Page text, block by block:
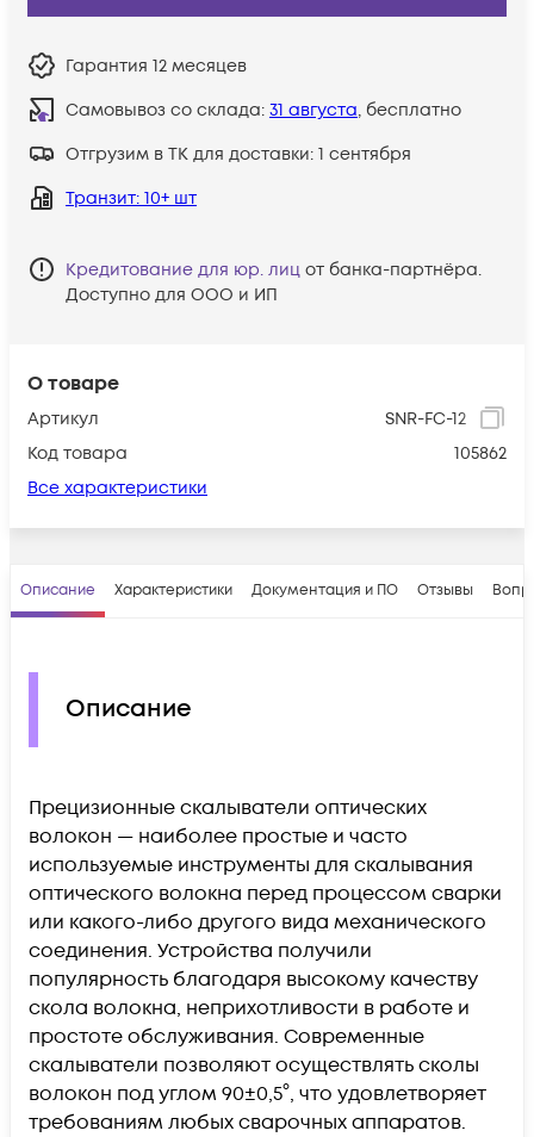
О товаре
Артикул
SNR-FC-12
Код товара
105862
Все характеристики
Гарантия 12 месяцев
Самовывоз со склада: 31 августа, бесплатно
Отгрузим в ТК для доставки: 1 сентября
Транзит: 10+ шт
Кредитование для юр. лиц от банка-партнёра.
Доступно для ООО и ИП
Описание Характеристики Документация и ПО Отзывы
Описание
Прецизионные скалыватели оптических
волокон — наиболее простые и часто
используемые инструменты для скалывания
оптического волокна перед процессом сварки
или какого-либо другого вида механического
соединения. Устройства получили
популярность благодаря высокому качеству
скола волокна, неприхотливости в работе и
простоте обслуживания. Современные
скалыватели позволяют осуществлять сколы
волокон под углом 90±0,5°, что удовлетворяет
требованиям любых сварочных аппаратов.